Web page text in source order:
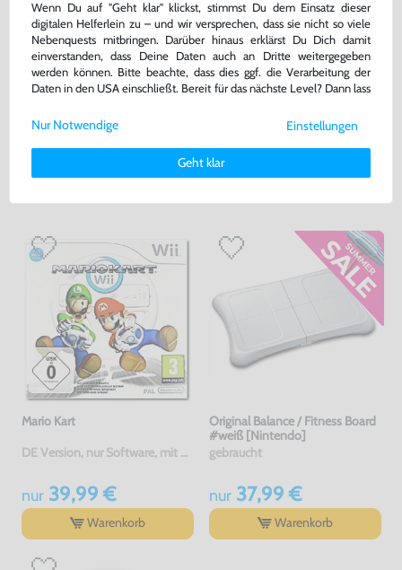
Original Nunchuk Controller
#schwarz [Nintendo]
sehr guter Zustand, gebraucht
nur12,99 €
Original Schutzhülle / Skin /
Sleeve / Cover für Remote
#transp.
gebraucht
-60% bisher 0,99 €
jetzt nur0,40 €
DAS HABEN ANDERE DAZU
Mario Kart
DE Version, nur Software, mit OVP / Pappschuber, gebraucht
nur39,99 €
Warenkorb
Original Balance / Fitness Board
#weiß [Nintendo]
gebraucht
nur37,99 €
Warenkorb
Wenn Du auf "Geht klar" klickst, stimmst Du dem Einsatz dieser
digitalen Helferlein zu – und wir versprechen, dass sie nicht so viele
Nebenquests mitbringen. Darüber hinaus erklärst Du Dich damit
einverstanden, dass Deine Daten auch an Dritte weitergegeben
werden können. Bitte beachte, dass dies ggf. die Verarbeitung der
Daten in den USA einschließt. Bereit für das nächste Level? Dann lass
Weitere Informationen zu den von uns verwendeten Cookies und
Deinen Rechten als Nutzer findest Du in unsererDaten­schutz­
Impressum.
Einstellungen
Geht klar
Nur Notwendige